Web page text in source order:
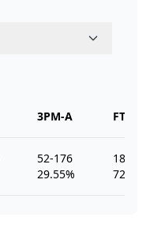
3PM-A FTM-A
52-176
29.55%
182-
72.22%